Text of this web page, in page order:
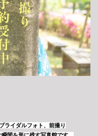
ライダルフォト、前撮り